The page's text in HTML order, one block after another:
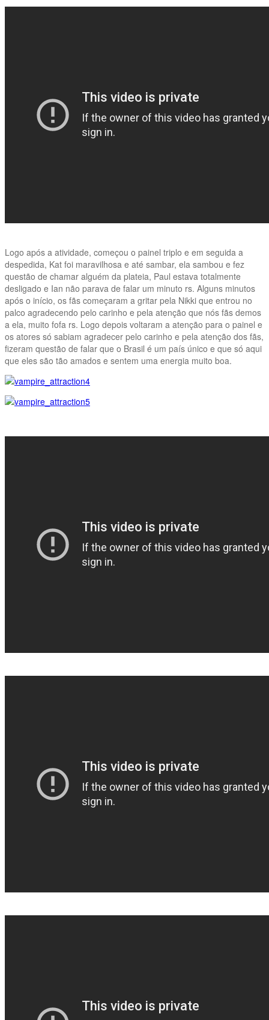
Logo após a atividade, começou o painel triplo e em seguida a
despedida, Kat foi maravilhosa e até sambar, ela sambou e fez
questão de chamar alguém da plateia, Paul estava totalmente
desligado e Ian não parava de falar um minuto rs. Alguns minutos
após o início, os fãs começaram a gritar pela Nikki que entrou no
palco agradecendo pelo carinho e pela atenção que nós fãs demos
a ela, muito fofa rs. Logo depois voltaram a atenção para o painel e
os atores só sabiam agradecer pelo carinho e pela atenção dos fãs,
fizeram questão de falar que o Brasil é um país único e que só aqui
que eles são tão amados e sentem uma energia muito boa.